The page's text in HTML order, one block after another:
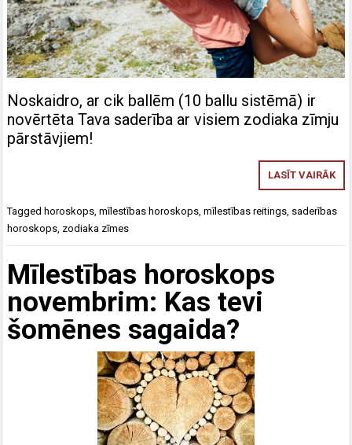
Noskaidro, ar cik ballēm (10 ballu sistēmā) ir
novērtēta Tava saderība ar visiem zodiaka zīmju
pārstāvjiem!
LASĪT VAIRĀK
Tagged horoskops ,mīlestības horoskops ,mīlestības reitings saderības
horoskops zodiaka zīmes
Mīlestības horoskops
novembrim: Kas tevi
šomēnes sagaida?